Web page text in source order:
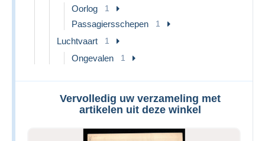
Oorlog 1
Passagiersschepen 1
Luchtvaart 1
Ongevalen 1
Vervolledig uw verzameling met
artikelen uit deze winkel